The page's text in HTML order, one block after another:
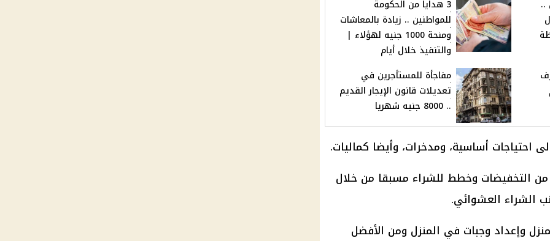
..
3 هدايا من الحكومة
للمواطنين .. زيادة بالمعاشات
ومنحة 1000 جنيه لهؤلاء |
والتنفيذ خلال أيام
مفاجأة للمستأجرين في
تعديلات قانون الإيجار القديم
.. 8000 جنيه شهريا
احتياجات أساسية، ومدخرات، وأيضا كماليات.
التخفيضات وخطط للشراء مسبقا من خلال
الشراء العشوائي.
وإعداد وجبات في المنزل ومن الأفضل